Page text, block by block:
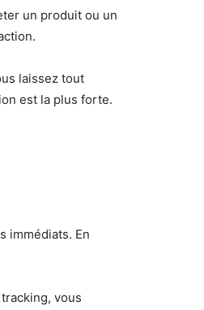
un produit ou un
laissez tout
est la plus forte.
immédiats. En
vous